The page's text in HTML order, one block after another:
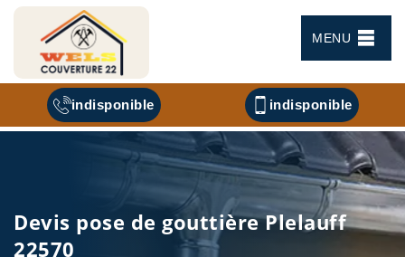
MENU
indisponible indisponible
Devis pose de gouttière Plelauff
22570